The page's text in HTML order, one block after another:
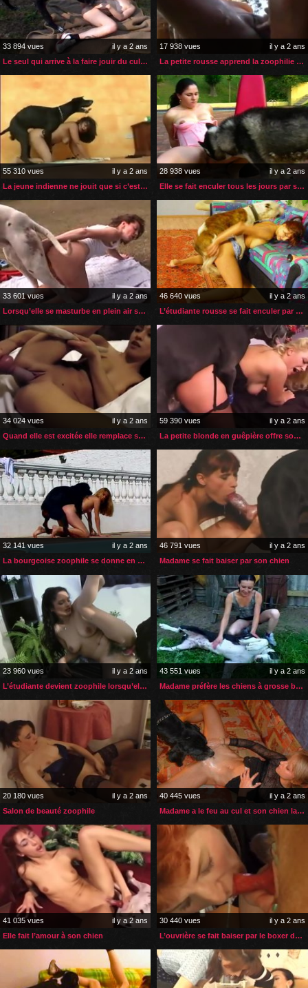
33 894 vues
il y a 2 ans
Le seul qui arrive à la faire jouir du cul c’est son chien
17 938 vues
il y a 2 ans
La petite rousse apprend la zoophilie grâce à sa gouvernante
55 310 vues
il y a 2 ans
La jeune indienne ne jouit que si c’est son chien qui la baise
28 938 vues
il y a 2 ans
Elle se fait enculer tous les jours par son chien
33 601 vues
il y a 2 ans
Lorsqu’elle se masturbe en plein air son chien vient l’aider
46 640 vues
il y a 2 ans
L’étudiante rousse se fait enculer par son boxer
34 024 vues
il y a 2 ans
Quand elle est excitée elle remplace son gode par son chien
59 390 vues
il y a 2 ans
La petite blonde en guêpière offre son gros cul à son chien
32 141 vues
il y a 2 ans
La bourgeoise zoophile se donne en spectacle chez elle
46 791 vues
il y a 2 ans
Madame se fait baiser par son chien
23 960 vues
il y a 2 ans
L’étudiante devient zoophile lorsqu’elle s’ennuie
43 551 vues
il y a 2 ans
Madame préfère les chiens à grosse bite pour la levrette
20 180 vues
il y a 2 ans
Salon de beauté zoophile
40 445 vues
il y a 2 ans
Madame a le feu au cul et son chien la soulage
41 035 vues
il y a 2 ans
Elle fait l’amour à son chien
30 440 vues
il y a 2 ans
L’ouvrière se fait baiser par le boxer de son patron